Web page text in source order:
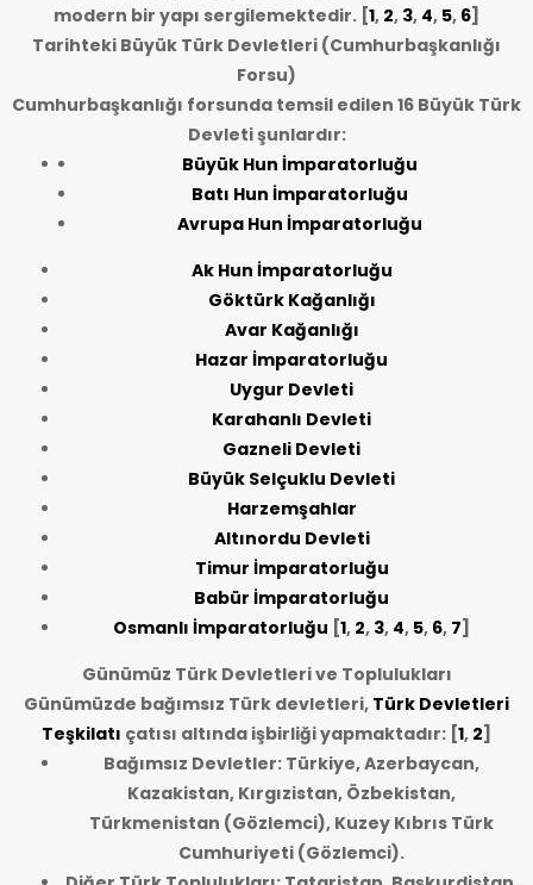
modern bir yapı sergilemektedir. [1, 2, 3, 4, 5, 6]
Tarihteki Büyük Türk Devletleri (Cumhurbaşkanlığı
Forsu)
Cumhurbaşkanlığı forsunda temsil edilen 16 Büyük Türk
Devleti şunlardır:
Büyük Hun İmparatorluğu
Batı Hun İmparatorluğu
Avrupa Hun İmparatorluğu
Ak Hun İmparatorluğu
Göktürk Kağanlığı
Avar Kağanlığı
Hazar İmparatorluğu
Uygur Devleti
Karahanlı Devleti
Gazneli Devleti
Büyük Selçuklu Devleti
Harzemşahlar
Altınordu Devleti
Timur İmparatorluğu
Babür İmparatorluğu
Osmanlı İmparatorluğu [1, 2, 3, 4, 5, 6, 7]
Günümüz Türk Devletleri ve Toplulukları
Günümüzde bağımsız Türk devletleri, Türk Devletleri
Teşkilatı çatısı altında işbirliği yapmaktadır: [1, 2]
Bağımsız Devletler: Türkiye, Azerbaycan,
Kazakistan, Kırgızistan, Özbekistan,
Türkmenistan (Gözlemci), Kuzey Kıbrıs Türk
Cumhuriyeti (Gözlemci).